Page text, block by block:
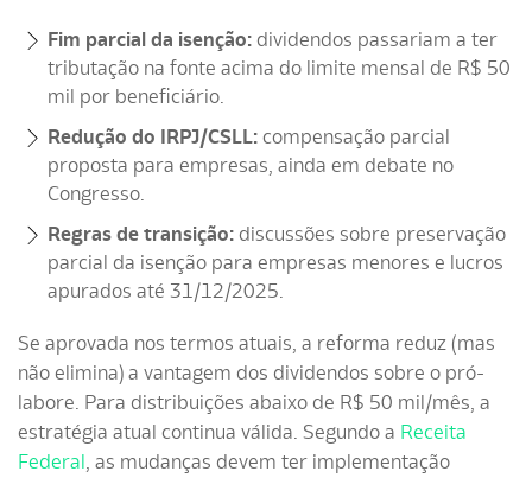
Fim parcial da isenção: dividendos passariam a ter
tributação na fonte acima do limite mensal de R$ 50
mil por beneficiário.
Redução do IRPJ/CSLL: compensação parcial
proposta para empresas, ainda em debate no
Congresso.
Regras de transição: discussões sobre preservação
parcial da isenção para empresas menores e lucros
apurados até 31/12/2025.
Se aprovada nos termos atuais, a reforma reduz (mas
não elimina) a vantagem dos dividendos sobre o pró-
labore. Para distribuições abaixo de R$ 50 mil/mês, a
estratégia atual continua válida. Segundo a Receita
Federal, as mudanças devem ter implementação